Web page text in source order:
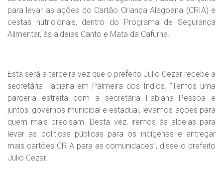
para levar as ações do Cartão Criança Alagoana (CRIA) e
cestas nutricionais, dentro do Programa de Segurança
Alimentar, às aldeias Canto e Mata da Cafurna.
Esta será a terceira vez que o prefeito Júlio Cezar recebe a
secretária Fabiana em Palmeira dos Índios. “Temos uma
parceria estreita com a secretária Fabiana Pessoa e
juntos, governos municipal e estadual, levamos ações para
quem mais precisam. Desta vez, iremos às aldeias para
levar as políticas públicas para os indígenas e entregar
mais cartões CRIA para as comunidades”, disse o prefeito
Júlio Cezar.